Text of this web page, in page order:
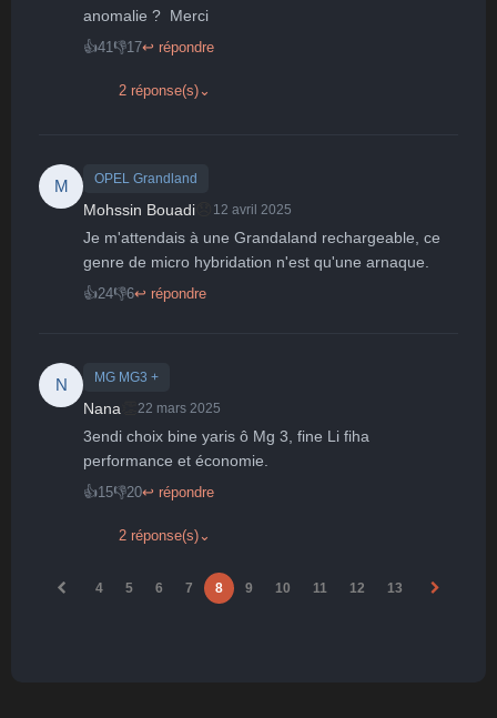
anomalie ?  Merci
👍41👎17↩ répondre
2 réponse(s) ⌄
M OPEL Grandland
Mohssin Bouadi 12 avril 2025
Je m'attendais à une Grandaland rechargeable, ce
genre de micro hybridation n'est qu'une arnaque.
👍24👎6↩ répondre
N MG MG3 +
Nana 22 mars 2025
3endi choix bine yaris ô Mg 3, fine Li fiha
performance et économie.
👍15👎20↩ répondre
2 réponse(s) ⌄
4 5 6 7 8 9 10 11 12 13